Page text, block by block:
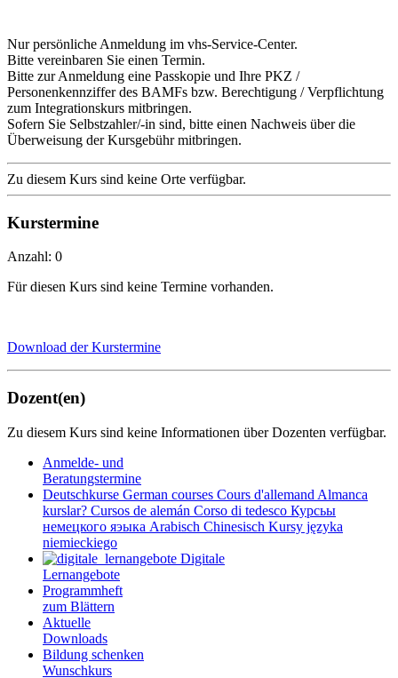
Nur persönliche Anmeldung im vhs-Service-Center.
Bitte vereinbaren Sie einen Termin.
Bitte zur Anmeldung eine Passkopie und Ihre PKZ /
Personenkennziffer des BAMFs bzw. Berechtigung / Verpflichtung
zum Integrationskurs mitbringen.
Sofern Sie Selbstzahler/-in sind, bitte einen Nachweis über die
Überweisung der Kursgebühr mitbringen.
Zu diesem Kurs sind keine Orte verfügbar.
Kurstermine
Anzahl: 0
Für diesen Kurs sind keine Termine vorhanden.
Download der Kurstermine
Dozent(en)
Zu diesem Kurs sind keine Informationen über Dozenten verfügbar.
Anmelde- und
Beratungstermine
Deutschkurse German courses Cours d'allemand Almanca
kurslar? Cursos de alemán Corso di tedesco Курсьы
немецкого яэыка Arabisch Chinesisch Kursy języka
niemieckiego
Digitale
Lernangebote
Programmheft
zum Blättern
Aktuelle
Downloads
Bildung schenken
Wunschkurs